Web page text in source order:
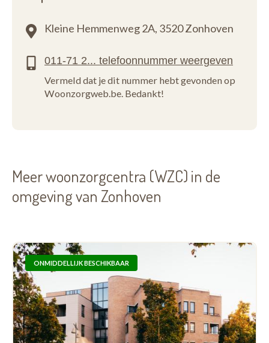
Kleine Hemmenweg 2A, 3520 Zonhoven
Vermeld dat je dit nummer hebt gevonden op
Woonzorgweb.be. Bedankt!
Meer woonzorgcentra (WZC) in de
omgeving van Zonhoven
ONMIDDELLIJK BESCHIKBAAR